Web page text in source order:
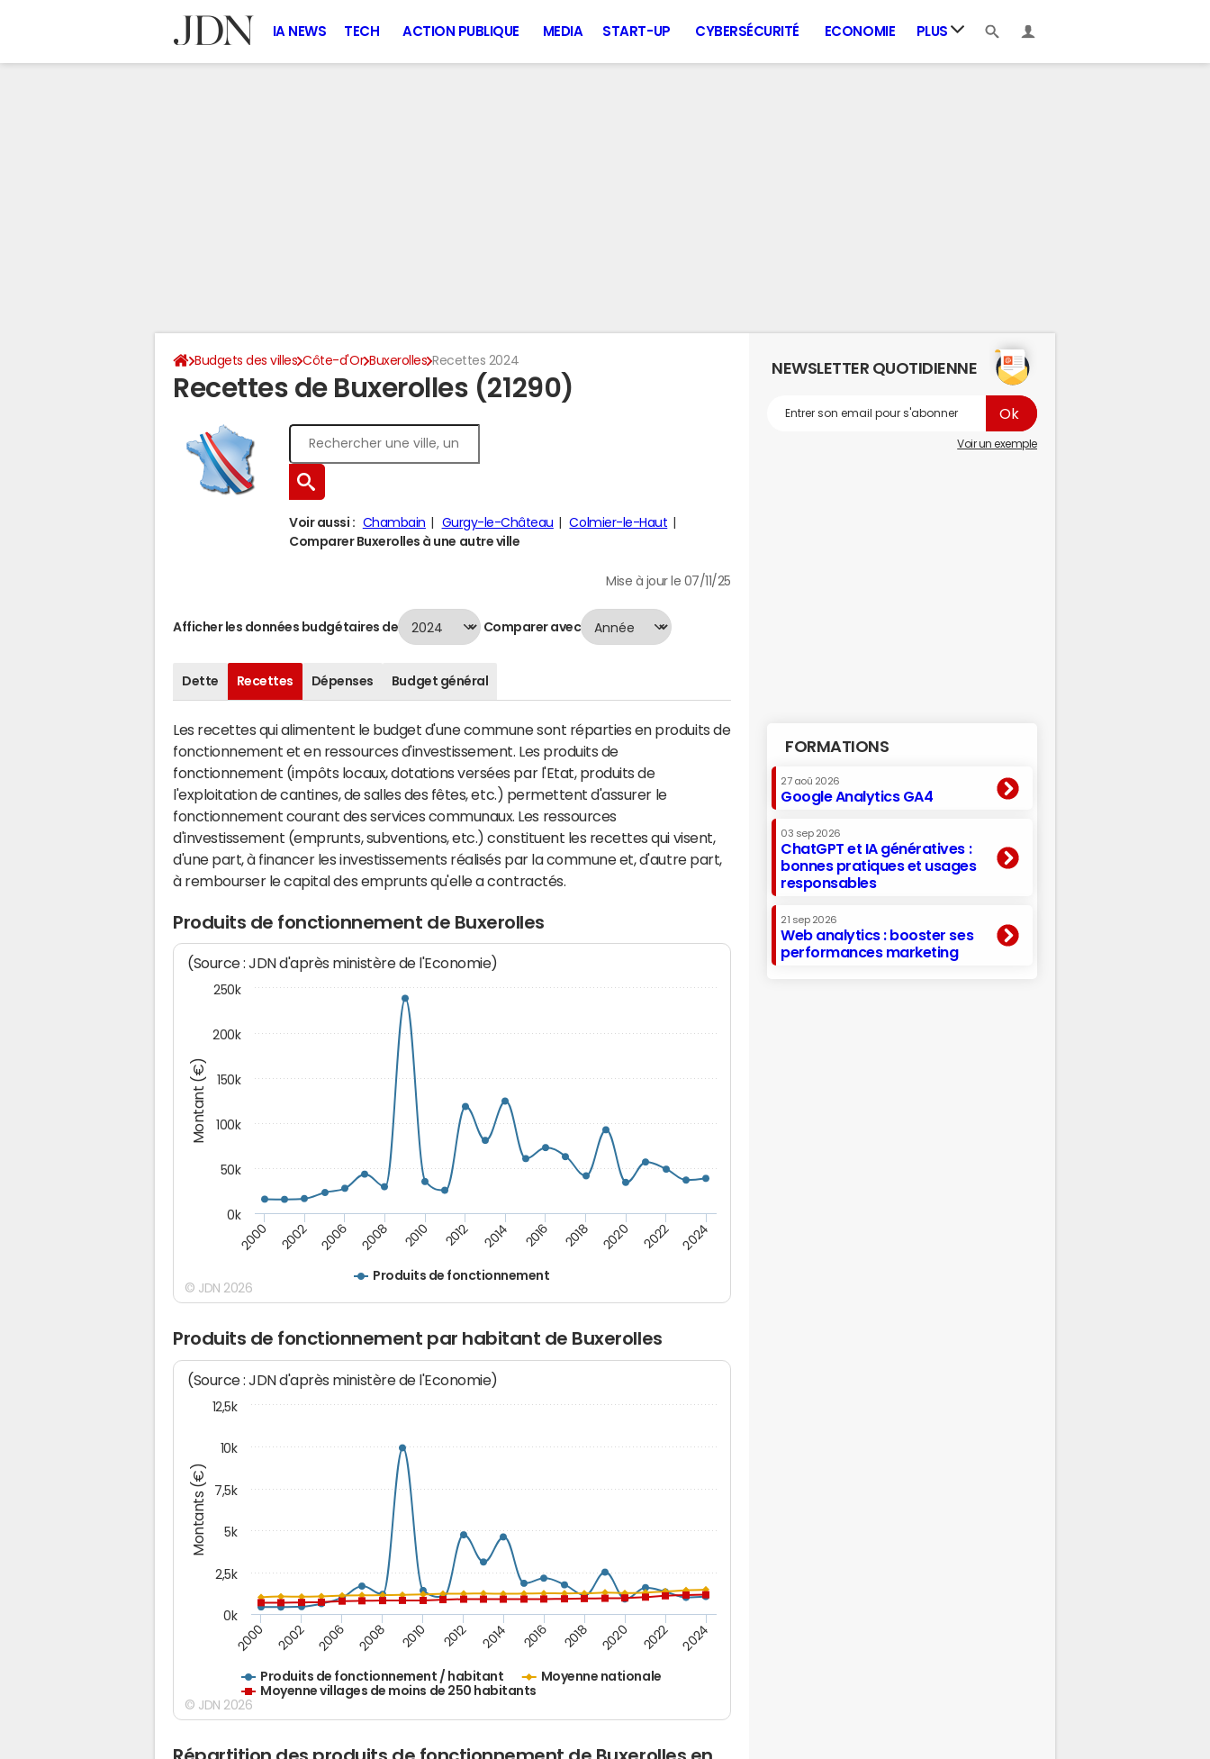
IA NEWS TECH ACTION PUBLIQUE MEDIA START-UP CYBERSÉCURITÉ ECONOMIE PLUS
Budgets des villes Côte-d'Or Buxerolles Recettes 2024
Recettes de Buxerolles (21290)
Voir aussi : Chambain Gurgy-le-Château
Colmier-le-Haut
Comparer Buxerolles à une autre ville
Mise à jour le 07/11/25
Afficher les données budgétaires de Comparer avec
Dette Recettes Dépenses Budget général
Les recettes qui alimentent le budget d'une commune sont réparties en produits de
fonctionnement et en ressources d'investissement. Les produits de
fonctionnement (impôts locaux, dotations versées par l'Etat, produits de
l'exploitation de cantines, de salles des fêtes, etc.) permettent d'assurer le
fonctionnement courant des services communaux. Les ressources
d'investissement (emprunts, subventions, etc.) constituent les recettes qui visent,
d'une part, à financer les investissements réalisés par la commune et, d'autre part,
à rembourser le capital des emprunts qu'elle a contractés.
Produits de fonctionnement de Buxerolles
Montant (€)
(Source : JDN d'après ministère de l'Economie)
Produits de fonctionnement
2000 2002 2006 2008 2010 2012 2014 2016 2018 2020 2022 2024
0k
50k
100k
150k
200k
250k
© JDN 2026
Produits de fonctionnement par habitant de Buxerolles
Montants (€)
(Source : JDN d'après ministère de l'Economie)
Produits de fonctionnement / habitant
Moyenne nationale
Moyenne villages de moins de 250 habitants
2000 2002 2006 2008 2010 2012 2014 2016 2018 2020 2022 2024
0k
2,5k
5k
7,5k
10k
12,5k
© JDN 2026
Répartition des produits de fonctionnement de Buxerolles en
NEWSLETTER QUOTIDIENNE
Voir un exemple
FORMATIONS
27 aoû 2026
Google Analytics GA4
03 sep 2026
ChatGPT et IA génératives :
bonnes pratiques et usages
responsables
21 sep 2026
Web analytics : booster ses
performances marketing